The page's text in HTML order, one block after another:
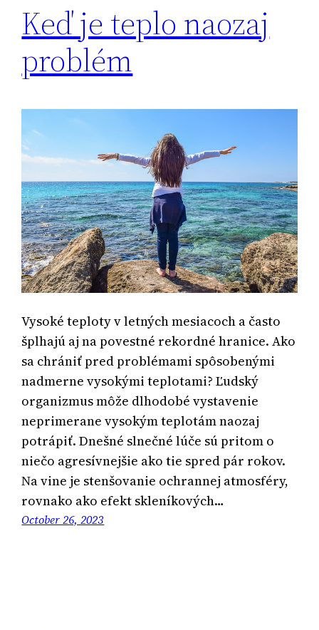
Keď je teplo naozaj
problém
Vysoké teploty v letných mesiacoch a často
šplhajú aj na povestné rekordné hranice. Ako
sa chrániť pred problémami spôsobenými
nadmerne vysokými teplotami? Ľudský
organizmus môže dlhodobé vystavenie
neprimerane vysokým teplotám naozaj
potrápiť. Dnešné slnečné lúče sú pritom o
niečo agresívnejšie ako tie spred pár rokov.
Na vine je stenšovanie ochrannej atmosféry,
rovnako ako efekt skleníkových…
October 26, 2023